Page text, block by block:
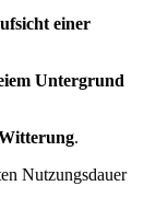
einer
Untergrund
.
Nutzungsdauer